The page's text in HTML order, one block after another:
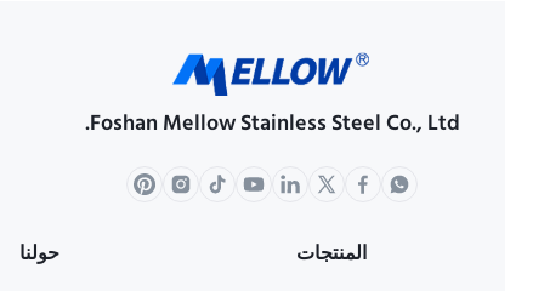
Foshan Mellow Stainless Steel Co., Ltd.
المنتجات حولنا